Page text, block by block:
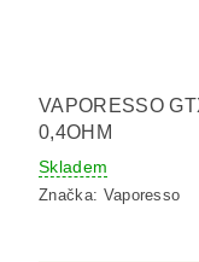
VAPORESSO
0,4OHM
Skladem
Značka: Vaporesso